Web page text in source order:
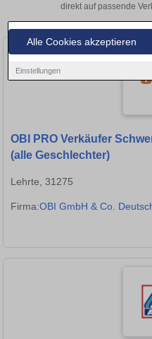
Alle Cookies akzeptieren
Einstellungen
direkt auf passende
OBI PRO Verkäufer
(alle Geschlechter)
Lehrte, 31275
Firma:OBI GmbH & Co.